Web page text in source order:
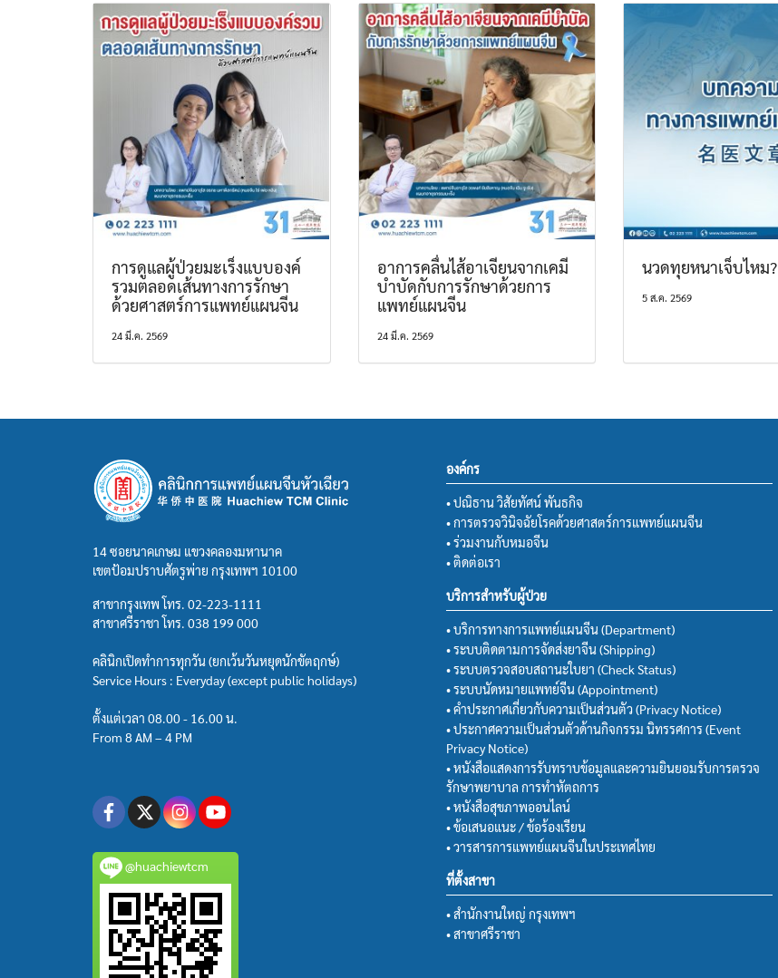
การดูแลผู้ป่วยมะเร็งแบบองค์
รวมตลอดเส้นทางการรักษา
ด้วยศาสตร์การแพทย์แผนจีน
24 มี.ค. 2569
อาการคลื่นไส้อาเจียนจากเคมี
บำบัดกับการรักษาด้วยการ
แพทย์แผนจีน
24 มี.ค. 2569
นวดทุยหนาเจ็บไหม?
5 ส.ค. 2569
14 ซอยนาคเกษม แขวงคลองมหานาค
เขตป้อมปราบศัตรูพ่าย กรุงเทพฯ 10100
สาขากรุงเทพ โทร. 02-223-1111
สาขาศรีราชา โทร. 038 199 000
คลินิกเปิดทำการทุกวัน (ยกเว้นวันหยุดนักขัตฤกษ์)
Service Hours : Everyday (except public holidays)
ตั้งแต่เวลา 08.00 - 16.00 น.
From 8 AM – 4 PM
@huachiewtcm
องค์กร
• ปณิธาน วิสัยทัศน์ พันธกิจ
• การตรวจวินิจฉัยโรคด้วยศาสตร์การแพทย์แผนจีน
• ร่วมงานกับหมอจีน
• ติดต่อเรา
บริการสำหรับผู้ป่วย
• บริการทางการแพทย์แผนจีน (Department)
• ระบบติดตามการจัดส่งยาจีน (Shipping)
• ระบบตรวจสอบสถานะใบยา (Check Status)
• ระบบนัดหมายแพทย์จีน (Appointment)
• คำประกาศเกี่ยวกับความเป็นส่วนตัว (Privacy Notice)
• ประกาศความเป็นส่วนตัวด้านกิจกรรม นิทรรศการ (Event
Privacy Notice)
• หนังสือแสดงการรับทราบข้อมูลและความยินยอมรับการตรวจ
รักษาพยาบาล การทำหัตถการ
• หนังสือสุขภาพออนไลน์
• ข้อเสนอแนะ / ข้อร้องเรียน
• วารสารการแพทย์แผนจีนในประเทศไทย
ที่ตั้งสาขา
• สำนักงานใหญ่ กรุงเทพฯ
• สาขาศรีราชา